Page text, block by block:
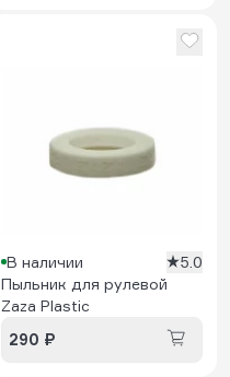
В наличии
5.0
Пыльник для рулевой
Zaza Plastic
290 ₽